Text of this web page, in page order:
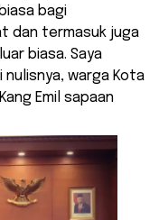
bagi
dan termasuk juga
biasa. Saya
warga Kota
Emil sapaan